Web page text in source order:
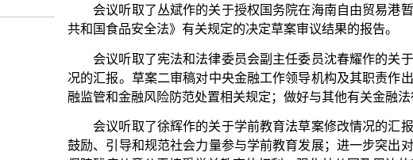
会议听取了徐辉作的关于学前教育法草案修改情况的汇报。草案二审稿规定国家
鼓励、引导和规范社会力量参与学前教育发展；进一步突出对学前儿童的权益保障；
会议听取了沈春耀作的关于治安管理处罚法修订草案修改情况的汇报。草案二审
稿明确公民对不法侵害行为有权采取防卫性措施；与预防未成年人犯罪法规定的相关
矫治教育措施做好衔接；针对草案一审稿中“有损中华民族精神”“伤害中华民族感情”等
表述不易界定、执法中不易把握等意见，作出更有针对性、更具体的修改完善；增加
对违反法律法规出售、饲养烈性犬等危险动物，以及致使动物伤害他人的治安管理处
罚；按照规范和保障执法、尊重和保障人权的要求，进一步完善有关处罚程序规定